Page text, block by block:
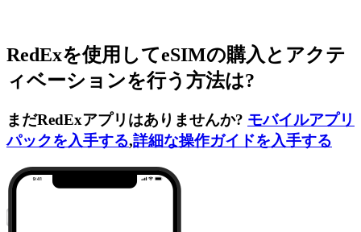
RedExを使用してeSIMの購入とアクテ
ィベーションを行う方法は?
まだRedExアプリはありませんか? モバイルアプリ
パックを入手する,詳細な操作ガイドを入手する